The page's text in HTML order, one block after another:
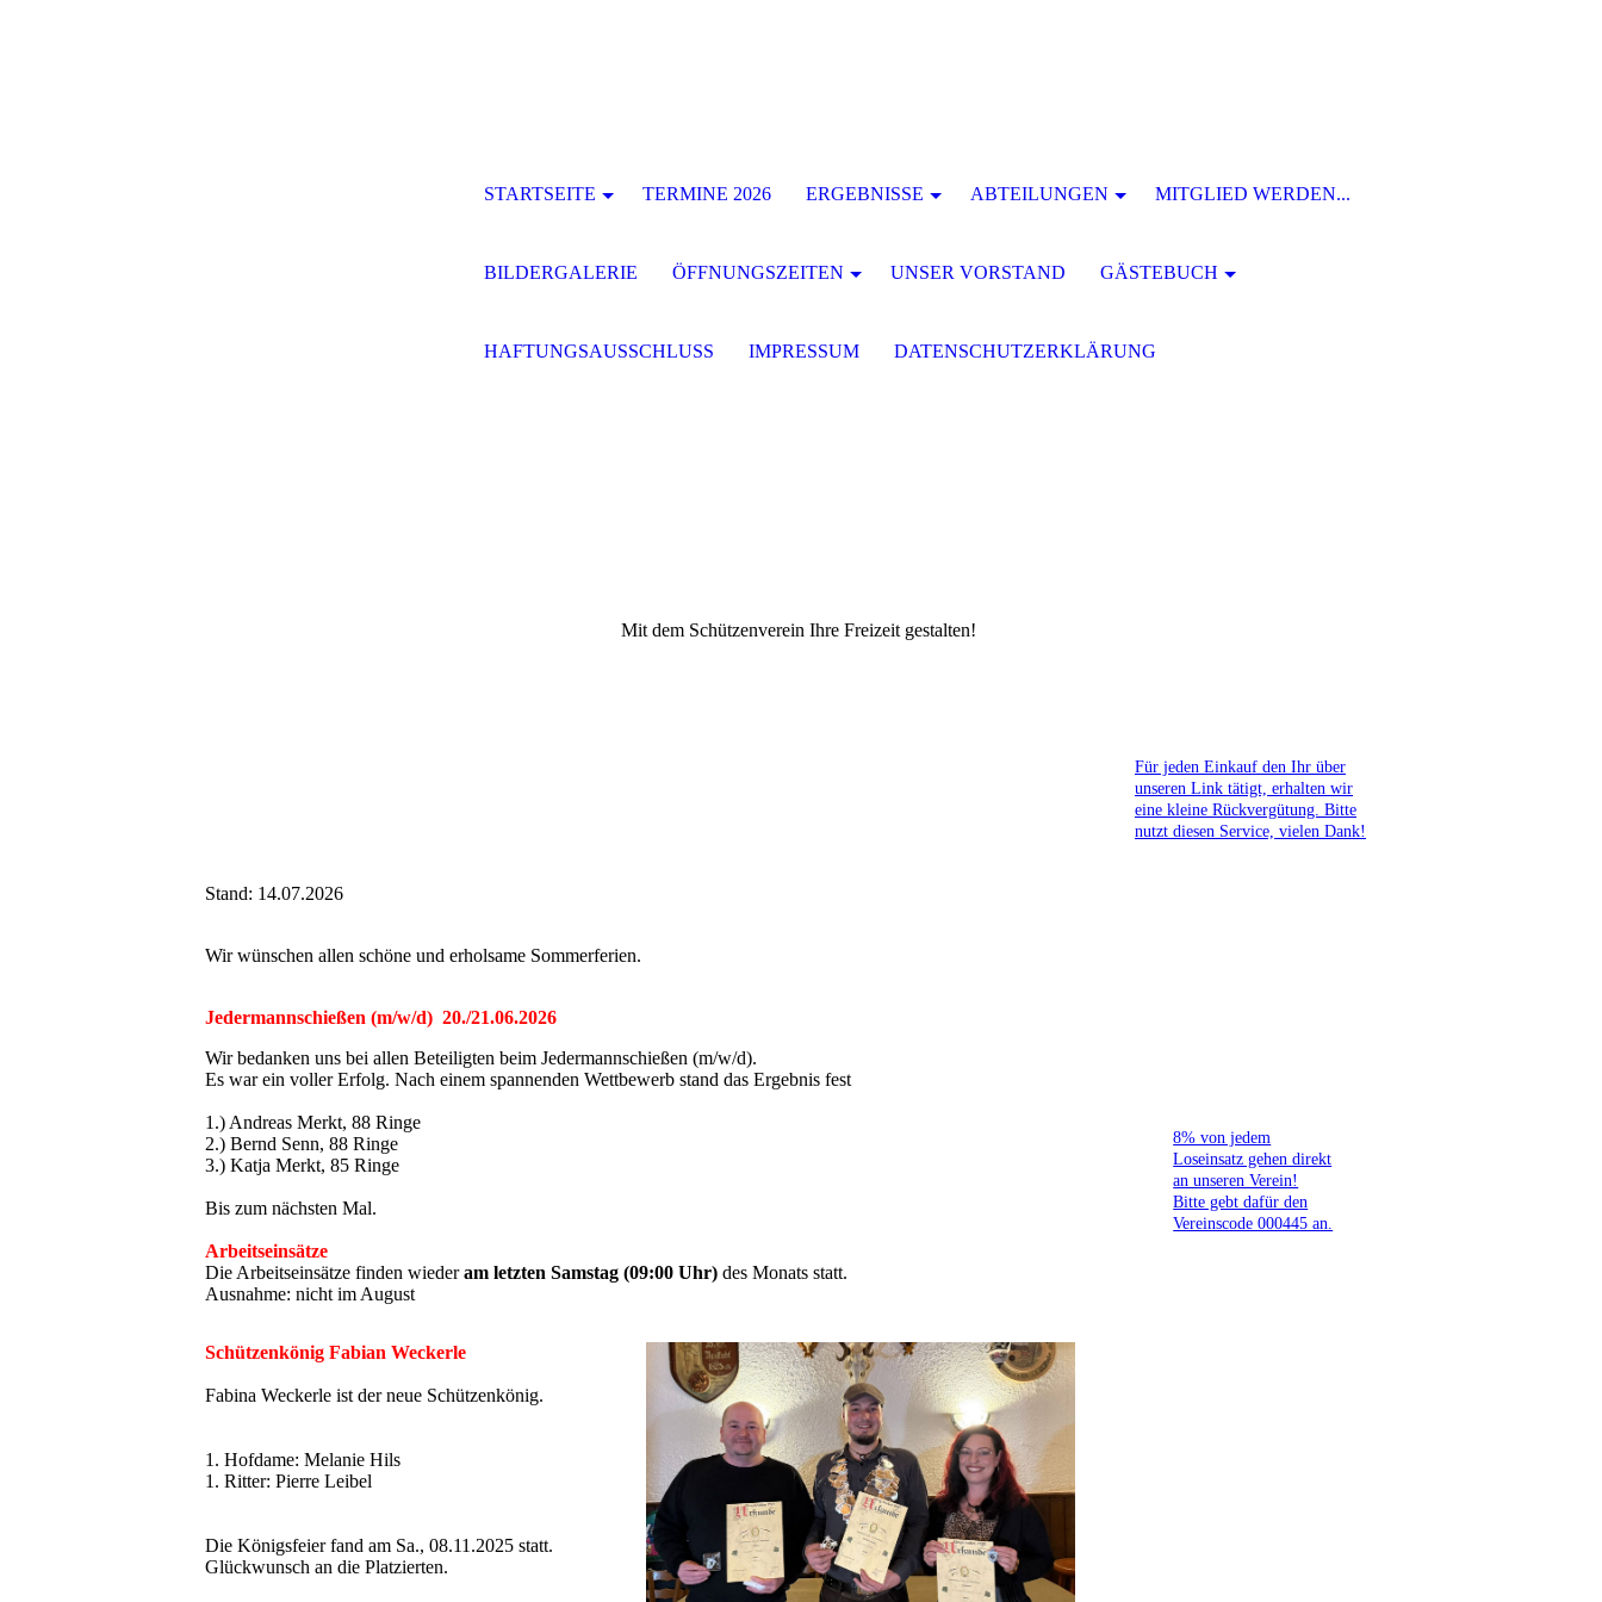
Mit dem Schützenverein Ihre Freizeit gestalten!
Stand: 14.07.2026
Wir wünschen allen schöne und erholsame Sommerferien.
Jedermannschießen (m/w/d) 20./21.06.2026
Wir bedanken uns bei allen Beteiligten beim Jedermannschießen (m/w/d).
Es war ein voller Erfolg. Nach einem spannenden Wettbewerb stand das Ergebnis fest
1.) Andreas Merkt, 88 Ringe
2.) Bernd Senn, 88 Ringe
3.) Katja Merkt, 85 Ringe
Bis zum nächsten Mal.
Arbeitseinsätze
Die Arbeitseinsätze finden wiederam letzten Samstag (09:00 Uhr) des Monats statt.
Ausnahme: nicht im August
Schützenkönig Fabian Weckerle
Fabina Weckerle ist der neue Schützenkönig.
1. Hofdame: Melanie Hils
1. Ritter: Pierre Leibel
Die Königsfeier fand am Sa., 08.11.2025 statt.
Glückwunsch an die Platzierten.
Für jeden Einkauf den Ihr über
unseren Link tätigt, erhalten wir
eine kleine Rückvergütung. Bitte
nutzt diesen Service, vielen Dank!
8% von jedem
Loseinsatz gehen direkt
an unseren Verein!
Bitte gebt dafür den
Vereinscode 000445 an.
STARTSEITE TERMINE 2026 ERGEBNISSE ABTEILUNGEN MITGLIED WERDEN...
BILDERGALERIE ÖFFNUNGSZEITEN UNSER VORSTAND GÄSTEBUCH
HAFTUNGSAUSSCHLUSS IMPRESSUM DATENSCHUTZERKLÄRUNG